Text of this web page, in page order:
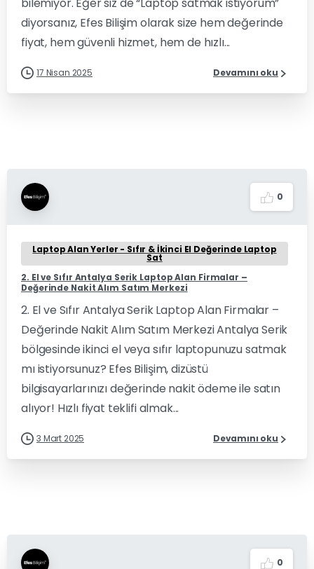
diyorsanız, Efes Bilişim olarak size hem değerinde
fiyat, hem güvenli hizmet, hem de hızlı...
17 Nisan 2025 Devamını oku
0
Laptop Alan Yerler - Sıfır & İkinci El Değerinde Laptop
Sat
2. El ve Sıfır Antalya Serik Laptop Alan Firmalar –
Değerinde Nakit Alım Satım Merkezi
2. El ve Sıfır Antalya Serik Laptop Alan Firmalar –
Değerinde Nakit Alım Satım Merkezi Antalya Serik
bölgesinde ikinci el veya sıfır laptopunuzu satmak
mı istiyorsunuz? Efes Bilişim, dizüstü
bilgisayarlarınızı değerinde nakit ödeme ile satın
alıyor! Hızlı fiyat teklifi almak...
3 Mart 2025 Devamını oku
0